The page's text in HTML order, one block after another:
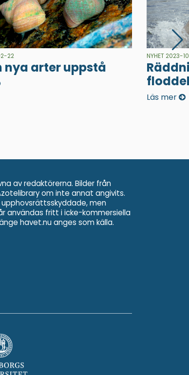
22
nya arter uppstå
NYHET 2023-
Läs mer
av redaktörerna. Bilder från
om inte annat angivits.
upphovsrättsskyddade, men
användas fritt i icke-kommersiella
havet.nu anges som källa.